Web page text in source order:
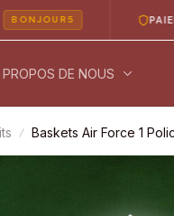
PAIEMENT
PROPOS DE NOUS
Baskets Air Force 1